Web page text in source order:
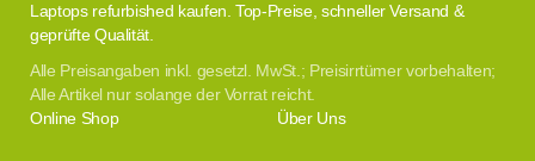
Laptops refurbished kaufen. Top-Preise, schneller Versand &
geprüfte Qualität.
Alle Preisangaben inkl. gesetzl. MwSt.; Preisirrtümer vorbehalten;
Alle Artikel nur solange der Vorrat reicht.
Online Shop Über Uns